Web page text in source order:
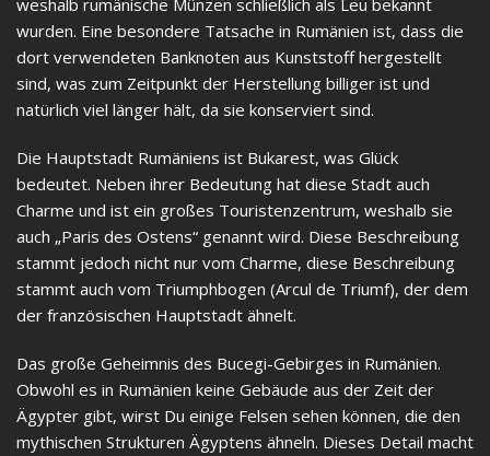
weshalb rumänische Münzen schließlich als Leu bekannt
wurden. Eine besondere Tatsache in Rumänien ist, dass die
dort verwendeten Banknoten aus Kunststoff hergestellt
sind, was zum Zeitpunkt der Herstellung billiger ist und
natürlich viel länger hält, da sie konserviert sind.
Die Hauptstadt Rumäniens ist Bukarest, was Glück
bedeutet. Neben ihrer Bedeutung hat diese Stadt auch
Charme und ist ein großes Touristenzentrum, weshalb sie
auch „Paris des Ostens“ genannt wird. Diese Beschreibung
stammt jedoch nicht nur vom Charme, diese Beschreibung
stammt auch vom Triumphbogen (Arcul de Triumf), der dem
der französischen Hauptstadt ähnelt.
Das große Geheimnis des Bucegi-Gebirges in Rumänien.
Obwohl es in Rumänien keine Gebäude aus der Zeit der
Ägypter gibt, wirst Du einige Felsen sehen können, die den
mythischen Strukturen Ägyptens ähneln. Dieses Detail macht